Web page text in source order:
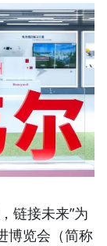
链接未来”为
博览会（简称